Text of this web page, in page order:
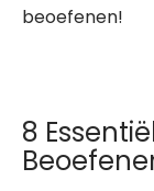
beoefenen!
8